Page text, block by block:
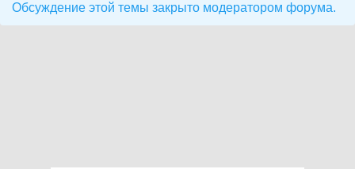
Обсуждение этой темы закрыто модератором форума.